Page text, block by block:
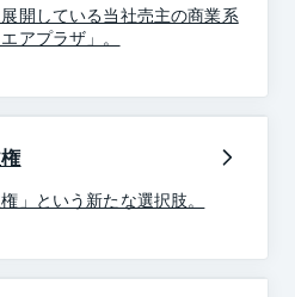
開している当社売主の商業系
アプラザ」。
」という新たな選択肢。